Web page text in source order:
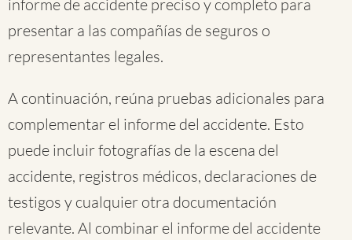
informe de accidente preciso y completo para
presentar a las compañías de seguros o
representantes legales.
A continuación, reúna pruebas adicionales para
complementar el informe del accidente. Esto
puede incluir fotografías de la escena del
accidente, registros médicos, declaraciones de
testigos y cualquier otra documentación
relevante. Al combinar el informe del accidente